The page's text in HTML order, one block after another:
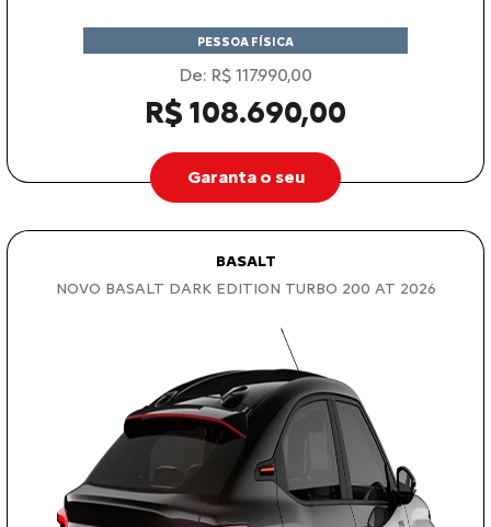
PESSOA FÍSICA
De: R$ 117.990,00
R$ 108.690,00
Garanta o seu
BASALT
NOVO BASALT DARK EDITION TURBO 200 AT 2026